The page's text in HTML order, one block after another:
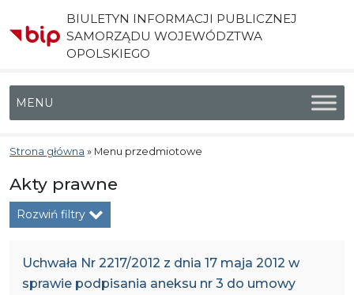
BIULETYN INFORMACJI PUBLICZNEJ
SAMORZĄDU WOJEWÓDZTWA
OPOLSKIEGO
Menu główne
Strona główna » Menu przedmiotowe
Akty prawne
Rozwiń filtry
Uchwała Nr 2217/2012 z dnia 17 maja 2012 w
sprawie podpisania aneksu nr 3 do umowy